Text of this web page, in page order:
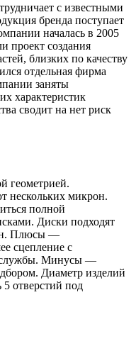
с известными
бренда поступает
началась в 2005
проект создания
близких по качеству
отдельная фирма
заняты
характеристик
сводит на нет риск
геометрией.
нескольких микрон.
полной
Диски подходят
Плюсы —
сцепление с
службы. Минусы —
Диаметр изделий
отверстий под